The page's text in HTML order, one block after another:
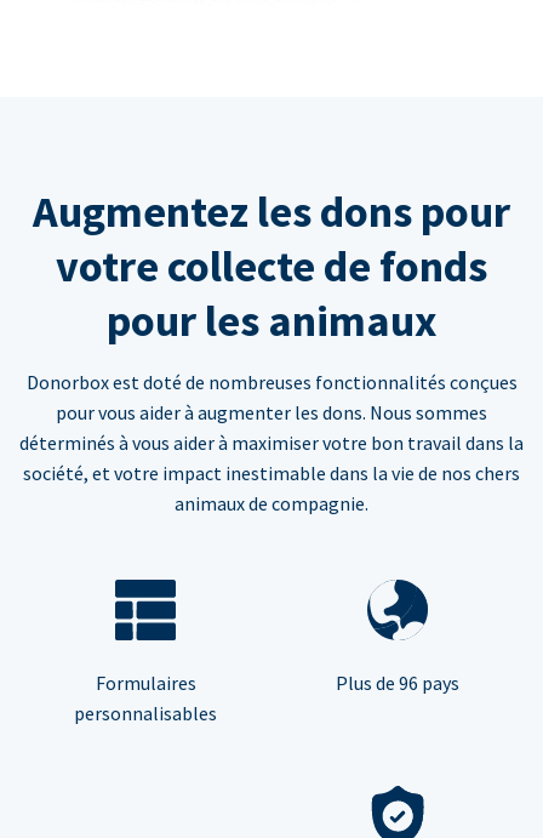
Augmentez les dons pour
votre collecte de fonds
pour les animaux
Donorbox est doté de nombreuses fonctionnalités conçues
pour vous aider à augmenter les dons. Nous sommes
déterminés à vous aider à maximiser votre bon travail dans la
société, et votre impact inestimable dans la vie de nos chers
animaux de compagnie.
Formulaires
personnalisables
Plus de 96 pays